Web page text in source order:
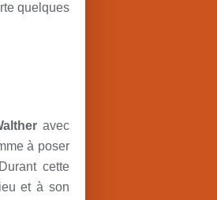
quelques
avec
à poser
cette
et à son